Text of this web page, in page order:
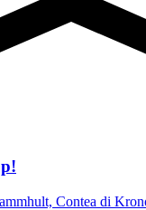
Contea di